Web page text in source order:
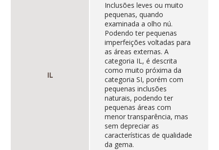
IL
Inclusões leves ou muito
pequenas, quando
examinada a olho nú.
Podendo ter pequenas
imperfeições voltadas para
as áreas externas. A
categoria IL, é descrita
como muito próxima da
categoria SI, porém com
pequenas inclusões
naturais, podendo ter
pequenas áreas com
menor transparência, mas
sem depreciar as
características de qualidade
da gema.